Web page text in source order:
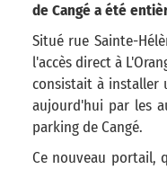
de Cangé a été
Situé rue Sainte-
l'accès direct à
consistait à installer
aujourd'hui par les
parking de Cangé.
Ce nouveau portail,